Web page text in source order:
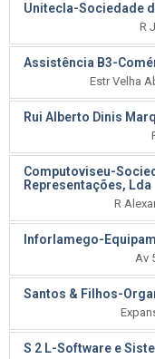
Unitecla-Sociedade
R
Assistência B3-
Estr Velha
Rui Alberto Dinis
Computoviseu-
Representações, Lda
R
Inforlamego-
Av
Santos & Filhos-
S 2 L-Software e